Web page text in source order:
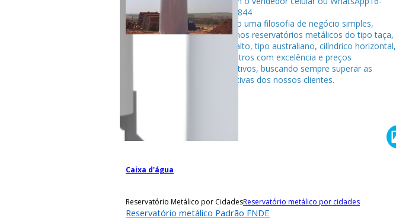
99795-2844
Seguindo uma filosofia de negócio simples,
fabricamos reservatórios metálicos do tipo taça,
tubular alto, tipo australiano, cilíndrico horizontal,
entre outros com excelência e preços
competitivos, buscando sempre superar as
espectativas dos nossos clientes.
Caixa d'água
Reservatório Metálico por CidadesReservatório metálico por cidades
Reservatório metálico Padrão FNDE